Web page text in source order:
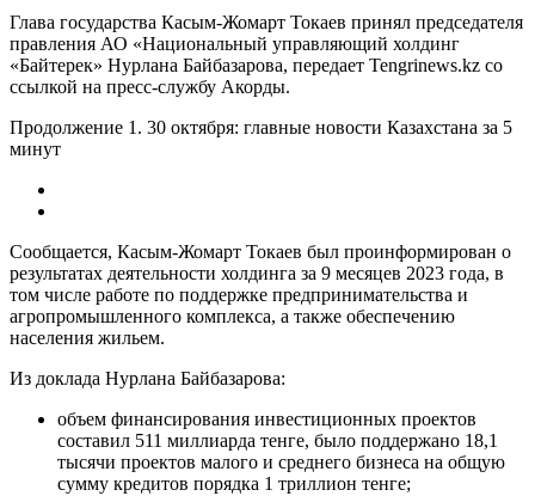
Глава государства Касым-Жомарт Токаев принял председателя
правления АО «Национальный управляющий холдинг
«Байтерек» Нурлана Байбазарова, передает Tengrinews.kz со
ссылкой на пресс-службу Акорды.
Продолжение 1. 30 октября: главные новости Казахстана за 5
минут
Сообщается, Касым-Жомарт Токаев был проинформирован о
результатах деятельности холдинга за 9 месяцев 2023 года, в
том числе работе по поддержке предпринимательства и
агропромышленного комплекса, а также обеспечению
населения жильем.
Из доклада Нурлана Байбазарова:
объем финансирования инвестиционных проектов
составил 511 миллиарда тенге, было поддержано 18,1
тысячи проектов малого и среднего бизнеса на общую
сумму кредитов порядка 1 триллион тенге;